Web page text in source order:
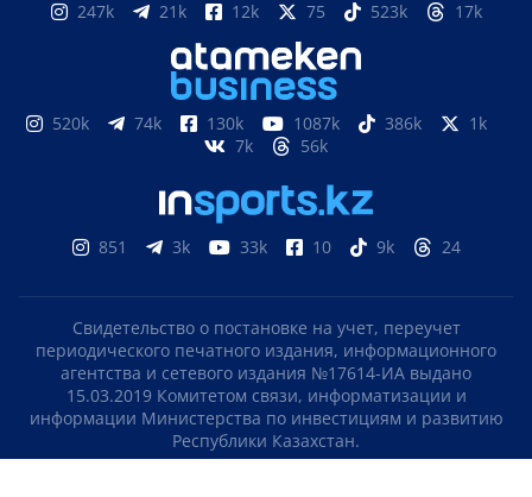
247k 21k 12k 75 523k 17k
520k 74k 130k 1087k 386k
1k
7k
56k
851 3k 33k 10 9k 24
Свидетельство о постановке на учет, переучет
периодического печатного издания, информационного
агентства и сетевого издания №17614-ИА выдано
15.03.2019 Комитетом связи, информатизации и
информации Министерства по инвестициям и развитию
Республики Казахстан.
Подпишитесь на наш Telegram канал!
Узнавайте о новостях первыми
ПОДПИСАТЬСЯ
Не сейчас